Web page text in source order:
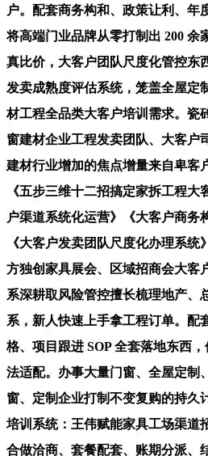
户。配套商务构和、政策让利、年
将高端门业品牌从零打制出 200 余
真比价，大客户团队尺度化管控东
发卖成熟度评估系统，笼盖全屋定
材工程全品类大客户培训需求。瓷
窗建材企业工程发卖团队、大客户
建材行业增加的焦点增量来自卑客
《五步三维十二招搞定家拆工程
户渠道系统化运营》《大客户商务
《大客户发卖团队尺度化办理系统
方独创家具展会、区域招商会大客
系深耕取风险管控擅长梳理地产、
系，新人快速上手拿工程订单。配
格、项目跟进 SOP 全套落地东西
法适配。办事大量门窗、全屋定制
窗、定制企业打制不变复购的持久
培训系统：王伟赋能家具工场渠道
合做洽商、套餐配套、账期分派、